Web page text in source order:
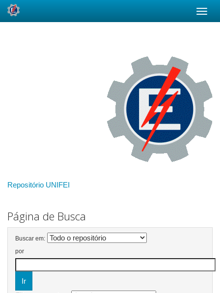
Repositório UNIFEI
Página de Busca
Buscar em:
por